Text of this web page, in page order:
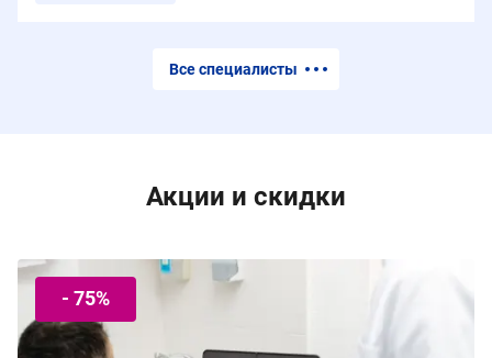
Все специалисты
Акции и скидки
- 75%